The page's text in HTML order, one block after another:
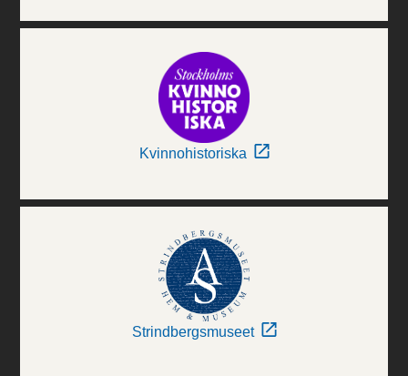
Kvinnohistoriska
Strindbergsmuseet